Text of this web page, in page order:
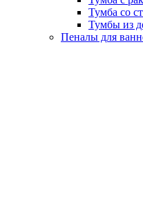
Тумба со
Тумбы из
Пеналы для